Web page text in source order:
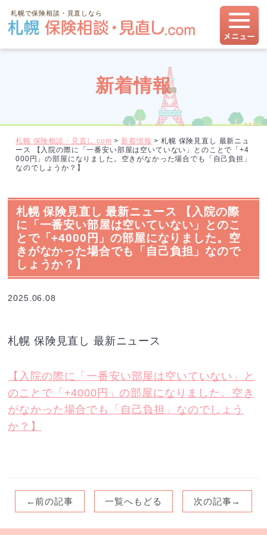
札幌で保険相談・見直しなら
新着情報
札幌 保険相談・見直し.com > 新着情報 > 札幌 保険見直し 最新ニュ
ース 【入院の際に「一番安い部屋は空いていない」とのことで「+4
000円」の部屋になりました。空きがなかった場合でも「自己負担」
なのでしょうか？】
札幌 保険見直し 最新ニュース 【入院の際
に「一番安い部屋は空いていない」とのこ
とで「+4000円」の部屋になりました。空
きがなかった場合でも「自己負担」なので
しょうか？】
2025.06.08
札幌 保険見直し 最新ニュース
【入院の際に「一番安い部屋は空いていない」と
のことで「+4000円」の部屋になりました。空き
がなかった場合でも「自己負担」なのでしょう
か？】
←前の記事 一覧へもどる 次の記事→